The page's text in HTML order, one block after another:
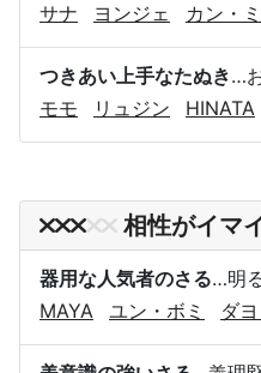
サナ
ヨンジェ カン・
つきあい上手なたぬき…
モモ
リュジン HINATA
相性がイマ
器用な人気者のさる…明
MAYA
ユン・ボミ ダ